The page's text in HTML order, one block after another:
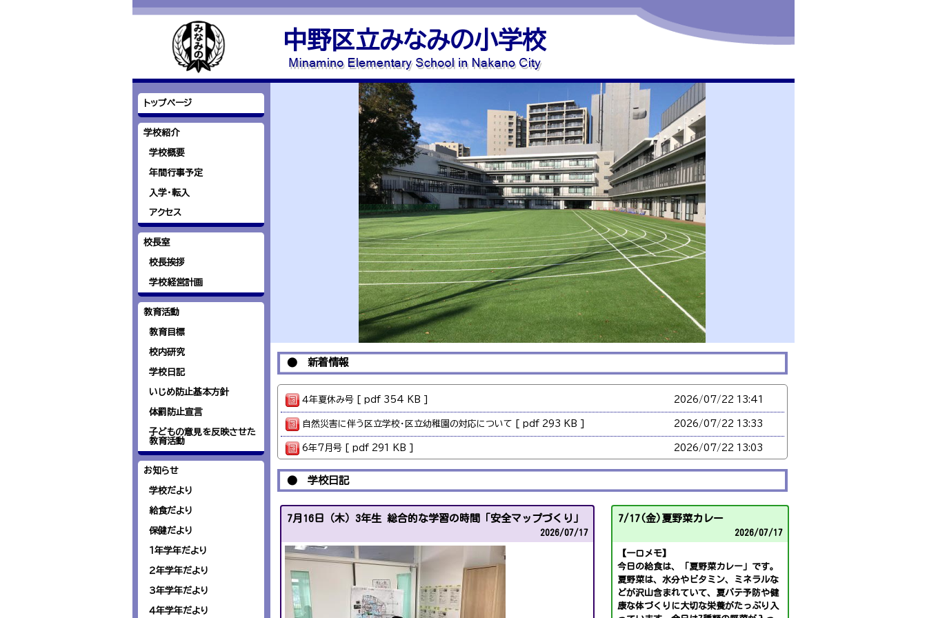
中野区立みなみの小学校
トップページ
学校紹介
学校概要
年間行事予定
入学・転入
アクセス
校長室
校長挨拶
学校経営計画
教育活動
教育目標
校内研究
学校日記
いじめ防止基本方針
体罰防止宣言
子どもの意見を反映させた
教育活動
お知らせ
学校だより
給食だより
保健だより
１年学年だより
２年学年だより
３年学年だより
４年学年だより
● 新着情報
４年夏休み号 [ pdf 354 KB ] 2026/07/22 13:41
自然災害に伴う区立学校・区立幼稚園の対応について [ pdf 293 KB ] 2026/07/22 13:33
6年7月号 [ pdf 291 KB ] 2026/07/22 13:03
２年夏休み号 [ pdf 317 KB ] 2026/07/22 13:01
４年６月号 [ pdf 348 KB ] 2026/ 07/22 13:00
6年夏休み号 [ pdf 486 KB ] 2026/07/22 13:00
6年6月号 [ pdf 280 KB ] 2026/07/22 12:59
5年夏休み号 [ pdf 524 KB ] 2026/07/22 12:59
● 学校日記
7月16日（木）3年生 総合的な学習の時間「安全マップづくり」
2026/07/17
7/17(金)夏野菜カレー
2026/07/17
【一口メモ】
今日の給食は、「夏野菜カレー」です。
夏野菜は、水分やビタミン、ミネラルな
どが沢山含まれていて、夏バテ予防や健
康な体づくりに大切な栄養がたっぷり入